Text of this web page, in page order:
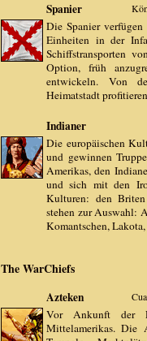
Spanier
Die Spanier
Einheiten in der
Schiffstransporten
Option, früh
entwickeln. Von
Heimatstadt
Indianer
Die europäischen
und gewinnen
Amerikas, den
und sich mit den
Kulturen: den Briten
stehen zur Auswahl:
Komantschen,
The WarChiefs
Azteken
Vor Ankunft der
Mittelamerikas. Die